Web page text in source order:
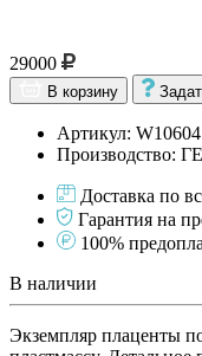
29000
В корзину
Артикул: W10604
Производство:
Доставка по
Гарантия на
100%
В наличии
Экземпляр плаценты